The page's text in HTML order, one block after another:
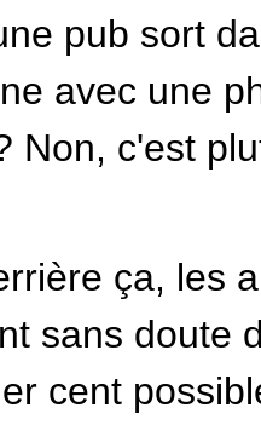
pub sort
avec une
Non, c'est
ça, les
sans doute
cent